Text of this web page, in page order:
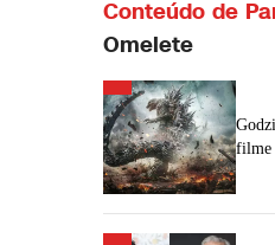
Conteúdo de
Omelete
filme